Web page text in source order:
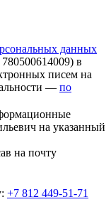
данных
в
писем на
— по
на указанный
на почту
+7 812 449-51-71